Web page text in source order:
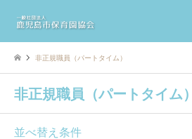
非正規職員（パートタイム）
非正規職員（パートタイム）
並べ替え条件